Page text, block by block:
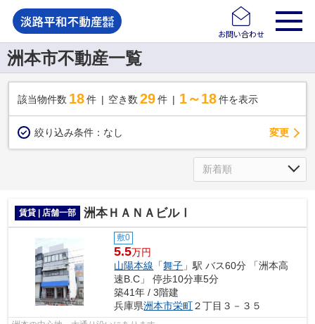
お問い合わせ
洲本市不動産一覧
該当物件数 18件 空き数 29 件 1～18 件を表示
絞り込み条件： なし 変更
賃貸 | 店舗一部 洲本ＨＡＮＡビルⅠ
敷0
5.5万円
山陽本線 「舞子 」駅 バス60分 「洲本高
速B.C」 停歩10分車5分
築41年 / 3階建
兵庫県洲本市栄町２丁目３－３５